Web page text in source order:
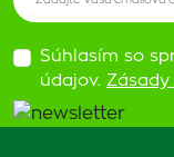
Súhlasím so
údajov.